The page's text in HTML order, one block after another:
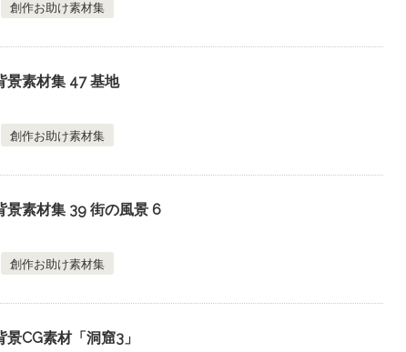
創作お助け素材集
景素材集 47 基地
創作お助け素材集
景素材集 39 街の風景 6
創作お助け素材集
CG素材「洞窟3」